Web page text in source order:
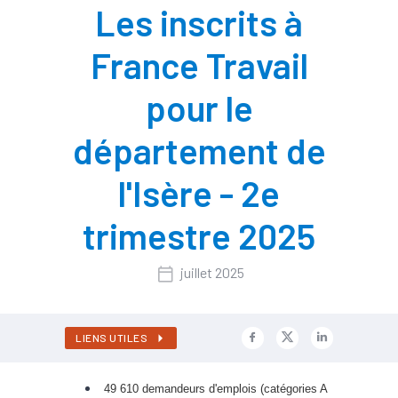
Les inscrits à
France Travail
pour le
département de
l'Isère - 2e
trimestre 2025
juillet 2025
LIENS UTILES
49 610 demandeurs d'emplois (catégories A